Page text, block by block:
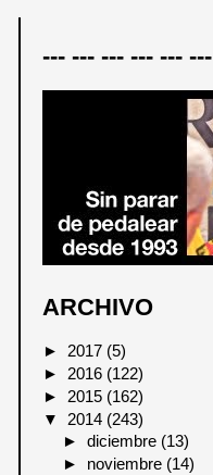
--- --- --- --- ---
ARCHIVO
►2017 (5)
► 2016 (122)
► 2015 (162)
▼ 2014 (243)
►diciembre (13)
► noviembre (14)